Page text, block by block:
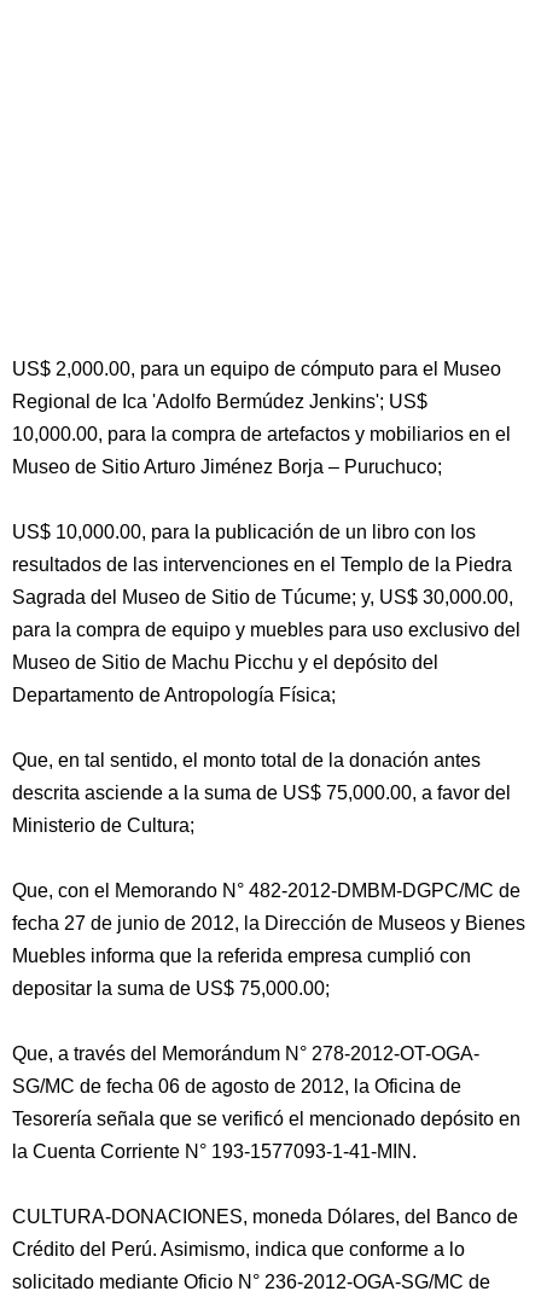
US$ 2,000.00, para un equipo de cómputo para el Museo
Regional de Ica 'Adolfo Bermúdez Jenkins'; US$
10,000.00, para la compra de artefactos y mobiliarios en el
Museo de Sitio Arturo Jiménez Borja – Puruchuco;
US$ 10,000.00, para la publicación de un libro con los
resultados de las intervenciones en el Templo de la Piedra
Sagrada del Museo de Sitio de Túcume; y, US$ 30,000.00,
para la compra de equipo y muebles para uso exclusivo del
Museo de Sitio de Machu Picchu y el depósito del
Departamento de Antropología Física;
Que, en tal sentido, el monto total de la donación antes
descrita asciende a la suma de US$ 75,000.00, a favor del
Ministerio de Cultura;
Que, con el Memorando N° 482-2012-DMBM-DGPC/MC de
fecha 27 de junio de 2012, la Dirección de Museos y Bienes
Muebles informa que la referida empresa cumplió con
depositar la suma de US$ 75,000.00;
Que, a través del Memorándum N° 278-2012-OT-OGA-
SG/MC de fecha 06 de agosto de 2012, la Oficina de
Tesorería señala que se verificó el mencionado depósito en
la Cuenta Corriente N° 193-1577093-1-41-MIN.
CULTURA-DONACIONES, moneda Dólares, del Banco de
Crédito del Perú. Asimismo, indica que conforme a lo
solicitado mediante Oficio N° 236-2012-OGA-SG/MC de